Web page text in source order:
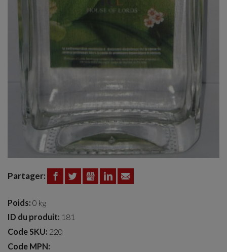
Partager: FACEBOOKTWITTERGOOGLE+LINKEDIN
Poids: 0 kg
ID du produit: 181
Code SKU: 220
Code MPN: